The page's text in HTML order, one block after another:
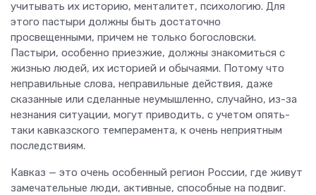
учитывать их историю, менталитет, психологию. Для
этого пастыри должны быть достаточно
просвещенными, причем не только богословски.
Пастыри, особенно приезжие, должны знакомиться с
жизнью людей, их историей и обычаями. Потому что
неправильные слова, неправильные действия, даже
сказанные или сделанные неумышленно, случайно, из-за
незнания ситуации, могут приводить, с учетом опять-
таки кавказского темперамента, к очень неприятным
последствиям.
Кавказ — это очень особенный регион России, где живут
замечательные люди, активные, способные на подвиг.